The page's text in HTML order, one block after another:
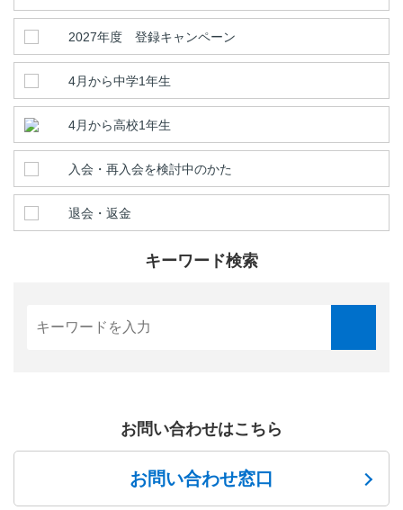
2027年度 登録キャンペーン
4月から中学1年生
4月から高校1年生
入会・再入会を検討中のかた
退会・返金
キーワード検索
お問い合わせはこちら
お問い合わせ窓口